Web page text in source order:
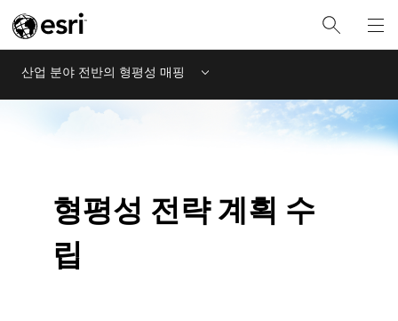
산업 분야 전반의 형평성 매핑 Menu
형평성 전략 계획 수
립